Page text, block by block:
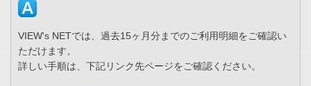
VIEW's NETでは、過去15ヶ月分までのご利用明細をご確認い
ただけます。
詳しい手順は、下記リンク先ページをご確認ください。